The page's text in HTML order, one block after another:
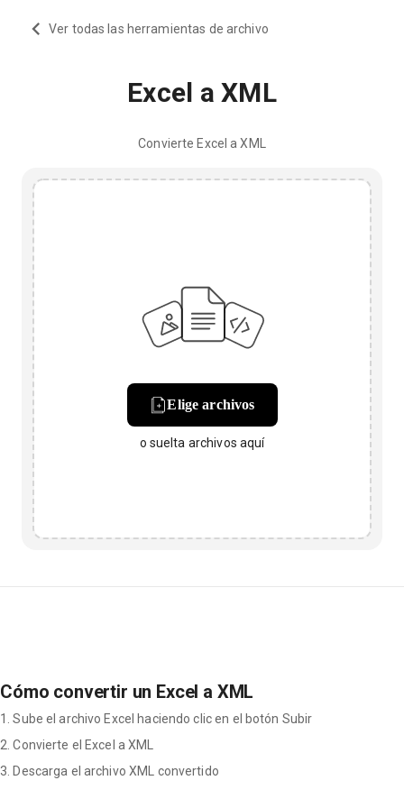
Ver todas las herramientas de archivo
Excel a XML
Convierte Excel a XML
Elige archivos
o suelta archivos aquí
Cómo convertir un Excel a XML
1. Sube el archivo Excel haciendo clic en el botón Subir
2. Convierte el Excel a XML
3. Descarga el archivo XML convertido